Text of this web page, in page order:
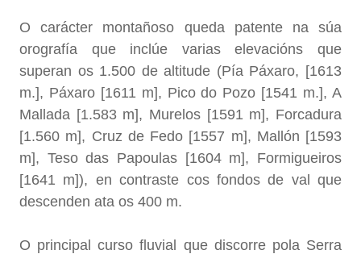
O carácter montañoso queda patente na súa
orografía que inclúe varias elevacións que
superan os 1.500 de altitude (Pía Páxaro, [1613
m.], Páxaro [1611 m], Pico do Pozo [1541 m.], A
Mallada [1.583 m], Murelos [1591 m], Forcadura
[1.560 m], Cruz de Fedo [1557 m], Mallón [1593
m], Teso das Papoulas [1604 m], Formigueiros
[1641 m]), en contraste cos fondos de val que
descenden ata os 400 m.
O principal curso fluvial que discorre pola Serra